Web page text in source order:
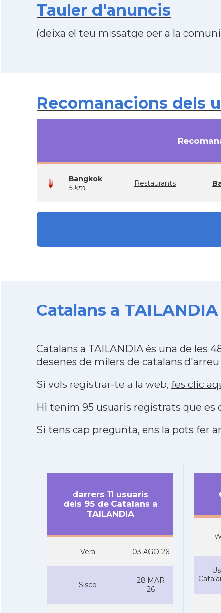
Tauler d'anuncis
(deixa el teu missatge per a la
Recomanacions dels
Bangkok
5 km
Restaurants
Catalans a
Catalans a TAILANDIA és una de les
desenes de milers de catalans
Si vols registrar-te a la web, fes clic
Hi tenim 95 usuaris registrats que
Si tens cap pregunta, ens la pots fer
darrers 11 usuaris
dels 95 de Catalans a
TAILANDIA
Vera 03 AGO 26
Sisco
28 MAR
26